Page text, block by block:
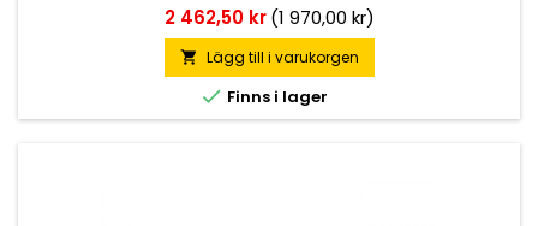
Pris
2 462,50 kr (1 970,00 kr)
 Lägg till i varukorgen
 Finns i lager